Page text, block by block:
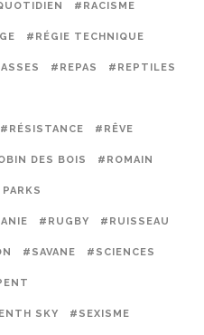
#RACISME
#RÉGIE TECHNIQUE
#REPAS #REPTILES
#RÉSISTANCE #RÊVE
DES BOIS #ROMAIN
#RUGBY #RUISSEAU
#SAVANE #SCIENCES
SKY #SEXISME